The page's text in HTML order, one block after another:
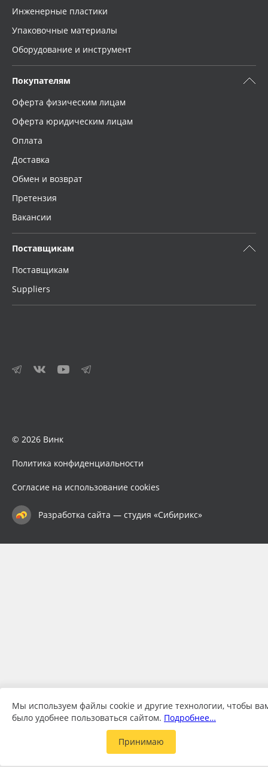
Инженерные пластики
Упаковочные материалы
Оборудование и инструмент
Покупателям
Оферта физическим лицам
Оферта юридическим лицам
Оплата
Доставка
Обмен и возврат
Претензия
Вакансии
Поставщикам
Поставщикам
Suppliers
© 2026 Винк
Политика конфиденциальности
Согласие на использование cookies
Разработка сайта — студия «Сибирикс»
Мы используем файлы cookie и другие технологии, чтобы
было удобнее пользоваться сайтом. Подробнее…
Принимаю